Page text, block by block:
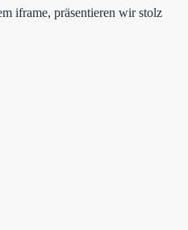
iframe, präsentieren wir stolz